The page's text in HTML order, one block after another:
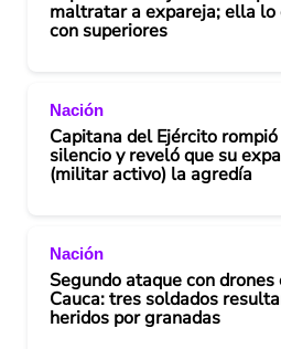
maltratar a expareja; ella lo
con superiores
Nación
Capitana del Ejército
silencio y reveló que su
(militar activo) la agredía
Nación
Segundo ataque con drones
Cauca: tres soldados
heridos por granadas